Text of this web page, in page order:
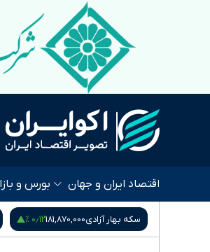
اقتصاد ایران و جهان بورس و
نیم سکه 95,000,000۰٫۵۳ %